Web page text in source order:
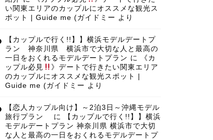
い関東エリアのカップルにオススメな観光ス
ポット | Guide me (ガイドミー より
【カップルで行く!!】】横浜モデルデートプ
ラン 神奈川県 横浜市で大切な人と最高の
一日をおくれるモデルデートプラン に
《カ
ップル必見
》デートで行きたい関東エリア
のカップルにオススメな観光スポット |
Guide me (ガイドミー より
【恋人カップル向け】～2泊3日～沖縄モデル
旅行プラン
に
【カップルで行く!!】】横浜
モデルデートプラン 神奈川県 横浜市で大切
な人と最高の一日をおくれるモデルデートプ